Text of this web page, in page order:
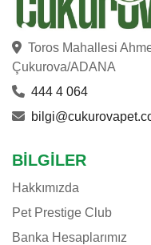
Toros Mahallesi
Çukurova/ADANA
444 4 064
BILGILER
Hakkımızda
Pet Prestige Club
Banka Hesaplarımız